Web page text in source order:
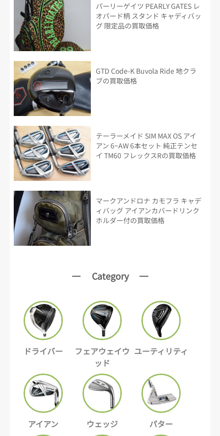
パーリーゲイツ PEARLY GATES レ
オパード柄 スタンド キャディバッ
グ 限定品の買取価格
GTD Code-K Buvola Ride 地クラ
ブの買取価格
テーラーメイド SIM MAX OS アイ
アン 6~AW 6本セット 純正テンセ
イ TM60 フレックスRの買取価格
マークアンドロナ カモフラ キャデ
ィバッグ アイアンカバードリンク
ホルダー付の買取価格
Category
ドライバー
フェアウェイウ
ッド
ユーティリティ
アイアン ウェッジ パター